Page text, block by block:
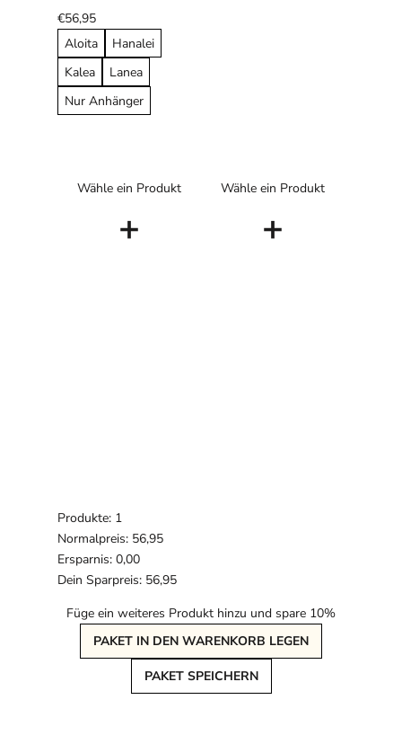
€56,95
Aloita
Hanalei
Kalea
Lanea
Nur Anhänger
Wähle ein Produkt
+
Wähle ein Produkt
+
Produkte: 1
Normalpreis: 56,95
Ersparnis: 0,00
Dein Sparpreis: 56,95
Füge ein weiteres Produkt hinzu und spare 10%
PAKET IN DEN WARENKORB LEGEN
PAKET SPEICHERN